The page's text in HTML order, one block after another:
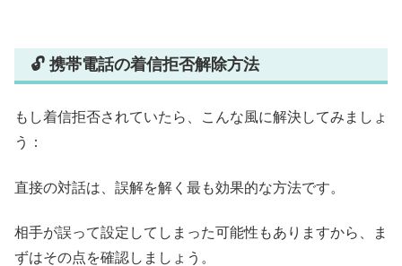
🔓 携帯電話の着信拒否解除方法
もし着信拒否されていたら、こんな風に解決してみましょ
う：
直接の対話は、誤解を解く最も効果的な方法です。
相手が誤って設定してしまった可能性もありますから、ま
ずはその点を確認しましょう。